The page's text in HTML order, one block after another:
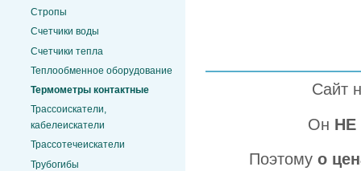
Стропы
Счетчики воды
Счетчики тепла
Теплообменное оборудование
Термометры контактные
Трассоискатели,
кабелеискатели
Трассотечеискатели
Трубогибы
Сайт
Он НЕ
Поэтому о